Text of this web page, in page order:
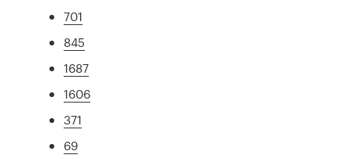
701
845
1687
1606
371
69